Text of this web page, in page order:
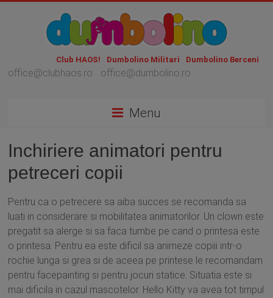
Dumbolino Berceni
Dumbolino Militari
Club HAOS!
office@clubhaos.ro office@dumbolino.ro
Menu
Inchiriere animatori pentru
petreceri copii
Pentru ca o petrecere sa aiba succes se recomanda sa
luati in considerare si mobilitatea animatorilor. Un clown este
pregatit sa alerge si sa faca tumbe pe cand o printesa este
o printesa. Pentru ea este dificil sa animeze copiii intr-o
rochie lunga si grea si de aceea pe printese le recomandam
pentru facepainting si pentru jocuri statice. Situatia este si
mai dificila in cazul mascotelor. Hello Kitty va avea tot timpul